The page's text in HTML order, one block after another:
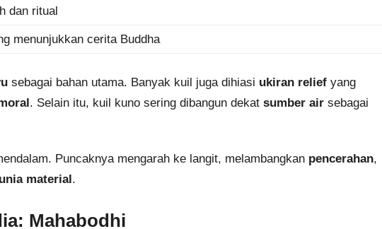
dan ritual
menunjukkan cerita Buddha
sebagai bahan utama. Banyak kuil juga dihiasi ukiran relief yang
. Selain itu, kuil kuno sering dibangun dekat sumber air sebagai
Puncaknya mengarah ke langit, melambangkan pencerahan,
material.
Mahabodhi